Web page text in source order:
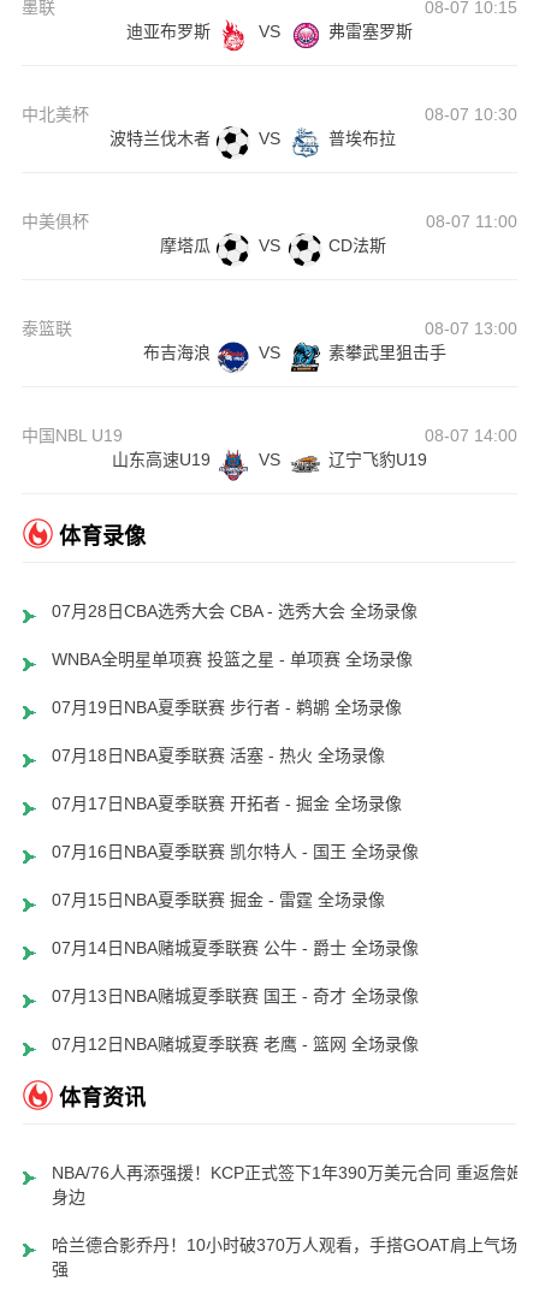
墨联
08-07 10:15
迪亚布罗斯
VS 弗雷塞罗斯
中北美杯
08-07 10:30
波特兰伐木者
VS 普埃布拉
中美俱杯
08-07 11:00
摩塔瓜
VS CD法斯
泰篮联
08-07 13:00
布吉海浪
VS 素攀武里狙击手
中国NBL U19
08-07 14:00
山东高速U19
VS 辽宁飞豹U19
体育录像
07月28日CBA选秀大会 CBA - 选秀大会 全场录像
WNBA全明星单项赛 投篮之星 - 单项赛 全场录像
07月19日NBA夏季联赛 步行者 - 鹈鹕 全场录像
07月18日NBA夏季联赛 活塞 - 热火 全场录像
07月17日NBA夏季联赛 开拓者 - 掘金 全场录像
07月16日NBA夏季联赛 凯尔特人 - 国王 全场录像
07月15日NBA夏季联赛 掘金 - 雷霆 全场录像
07月14日NBA赌城夏季联赛 公牛 - 爵士 全场录像
07月13日NBA赌城夏季联赛 国王 - 奇才 全场录像
07月12日NBA赌城夏季联赛 老鹰 - 篮网 全场录像
体育资讯
NBA/76人再添强援！KCP正式签下1年390万美元合同 重返詹姆斯
身边
哈兰德合影乔丹！10小时破370万人观看，手搭GOAT肩上气场超
强